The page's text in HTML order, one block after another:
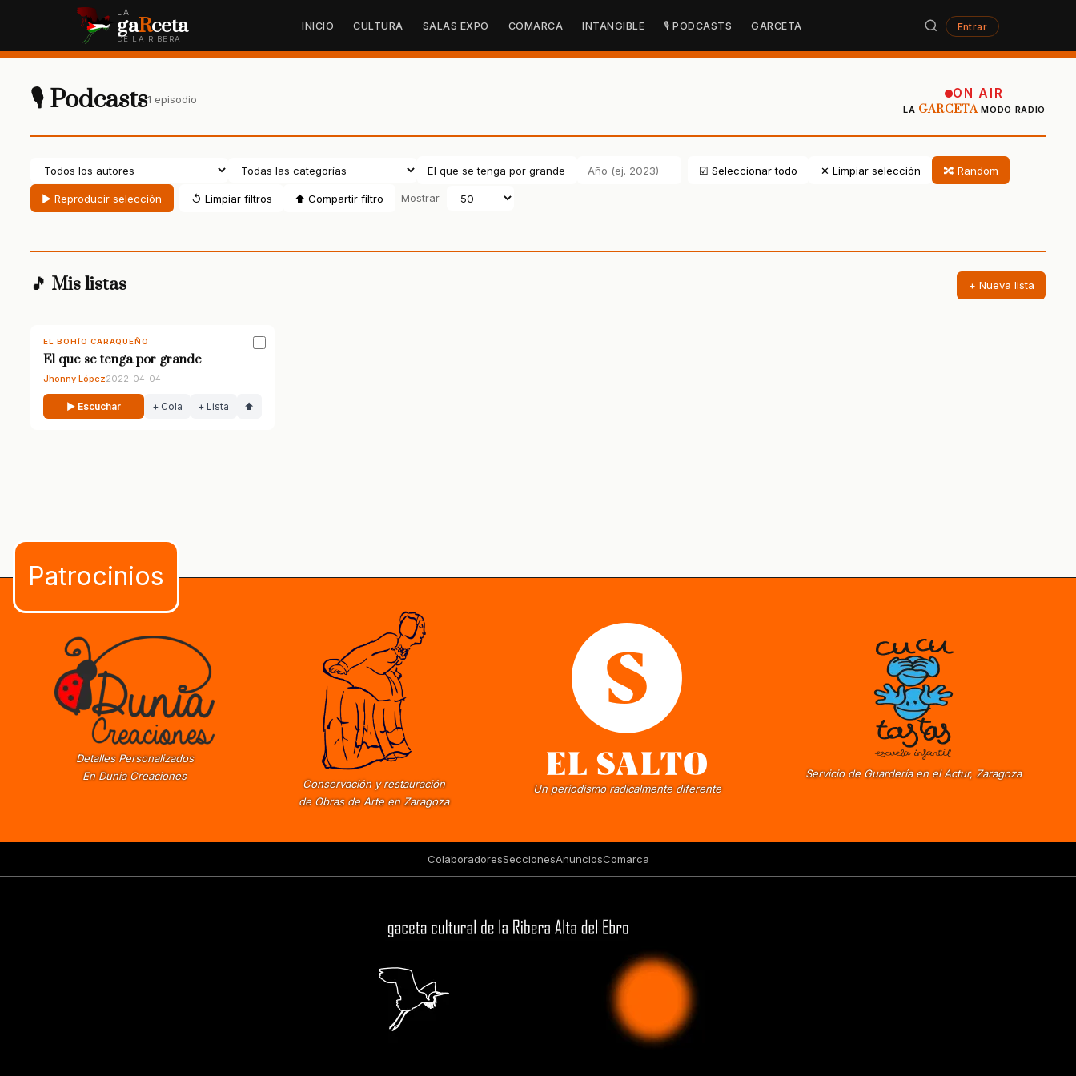
LA
gaRceta
DE LA RIBERA
INICIO CULTURA SALAS EXPO COMARCA INTANGIBLE 🎙 PODCASTS GARCETA Entrar
🎙 Podcasts1 episodio ON AIR
LA GARCETAMODO RADIO
☑ Seleccionar todo ✕ Limpiar selección 🔀 Random
▶ Reproducir selección ↺ Limpiar filtros ⬆ Compartir filtro Mostrar
🎵 Mis listas + Nueva lista
EL BOHÍO CARAQUEÑO
El que se tenga por grande
Jhonny López2022-04-04 —
▶ Escuchar + Cola + Lista ⬆
Detalles Personalizados
En Dunia Creaciones
Conservación y restauración
de Obras de Arte en Zaragoza
Un periodismo radicalmente diferente
Servicio de Guardería en el Actur, Zaragoza
ColaboradoresSeccionesAnunciosComarca